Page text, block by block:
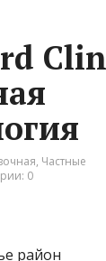
, Частные
0
район